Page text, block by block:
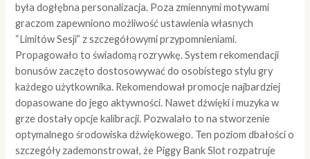
była dogłębna personalizacja. Poza zmiennymi motywami
graczom zapewniono możliwość ustawienia własnych
“Limitów Sesji” z szczegółowymi przypomnieniami.
Propagowało to świadomą rozrywkę. System rekomendacji
bonusów zaczęto dostosowywać do osobistego stylu gry
każdego użytkownika. Rekomendował promocje najbardziej
dopasowane do jego aktywności. Nawet dźwięki i muzyka w
grze dostały opcje kalibracji. Pozwalało to na stworzenie
optymalnego środowiska dźwiękowego. Ten poziom dbałości o
szczegóły zademonstrował, że Piggy Bank Slot rozpatruje